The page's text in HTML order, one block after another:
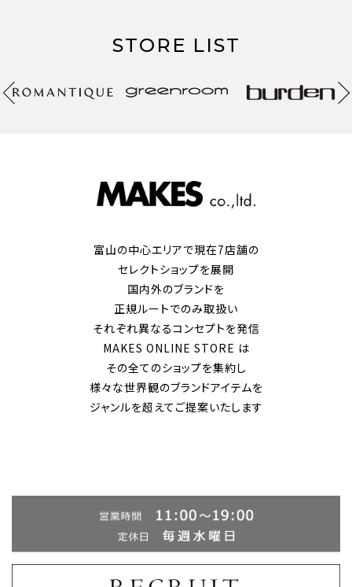
STORE LIST
富山の中心エリアで現在7店舗の
セレクトショップを展開
国内外のブランドを
正規ルートでのみ取扱い
それぞれ異なるコンセプトを発信
MAKES ONLINE STORE は
その全てのショップを集約し
様々な世界観のブランドアイテムを
ジャンルを超えてご提案いたします